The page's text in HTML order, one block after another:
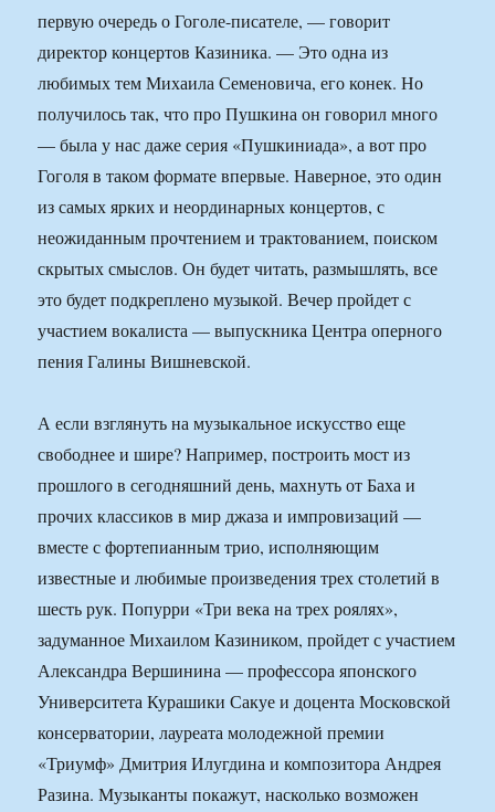
первую очередь о Гоголе-писателе, — говорит
директор концертов Казиника. — Это одна из
любимых тем Михаила Семеновича, его конек. Но
получилось так, что про Пушкина он говорил много
— была у нас даже серия «Пушкиниада», а вот про
Гоголя в таком формате впервые. Наверное, это один
из самых ярких и неординарных концертов, с
неожиданным прочтением и трактованием, поиском
скрытых смыслов. Он будет читать, размышлять, все
это будет подкреплено музыкой. Вечер пройдет с
участием вокалиста — выпускника Центра оперного
пения Галины Вишневской.
А если взглянуть на музыкальное искусство еще
свободнее и шире? Например, построить мост из
прошлого в сегодняшний день, махнуть от Баха и
прочих классиков в мир джаза и импровизаций —
вместе с фортепианным трио, исполняющим
известные и любимые произведения трех столетий в
шесть рук. Попурри «Три века на трех роялях»,
задуманное Михаилом Казиником, пройдет с участием
Александра Вершинина — профессора японского
Университета Курашики Сакуе и доцента Московской
консерватории, лауреата молодежной премии
«Триумф» Дмитрия Илугдина и композитора Андрея
Разина. Музыканты покажут, насколько возможен